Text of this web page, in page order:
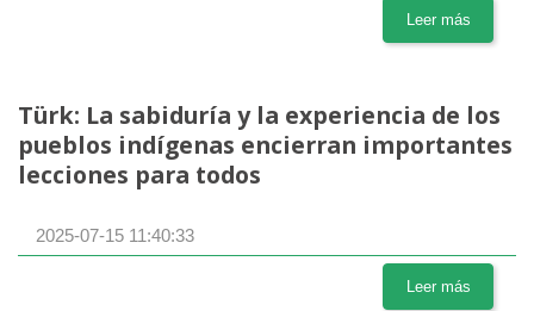
Leer más
Türk: La sabiduría y la experiencia de los
pueblos indígenas encierran importantes
lecciones para todos
2025-07-15 11:40:33
Leer más